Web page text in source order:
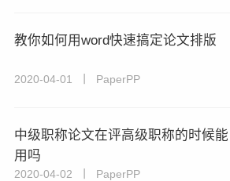
教你如何用word快速搞定论文排版
2020-04-01 丨 PaperPP
中级职称论文在评高级职称的时候能
用吗
2020-04-02 丨 PaperPP